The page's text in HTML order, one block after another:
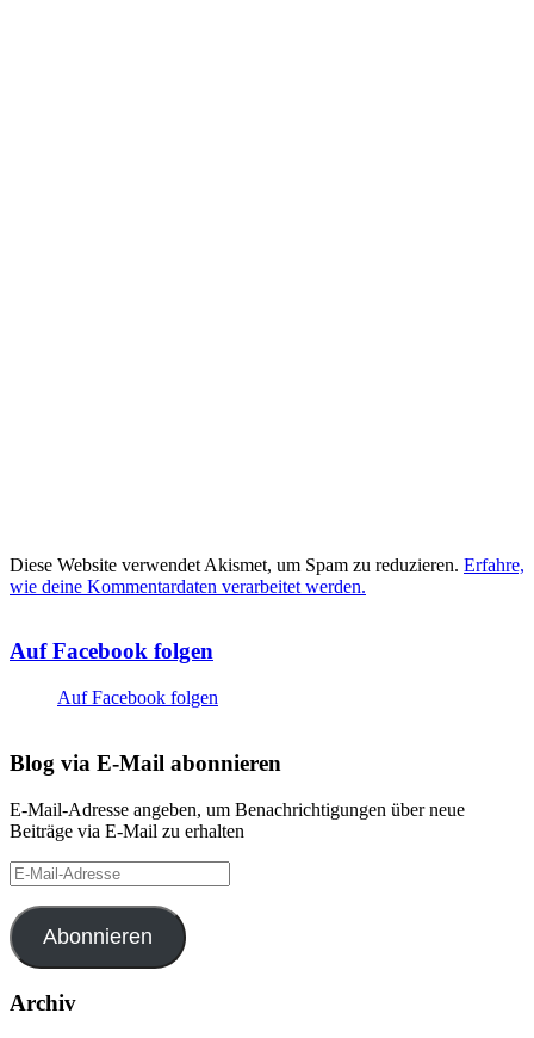
Diese Website verwendet Akismet, um Spam zu reduzieren. Erfahre,
wie deine Kommentardaten verarbeitet werden.
Auf Facebook folgen
Auf Facebook folgen
Blog via E-Mail abonnieren
E-Mail-Adresse angeben, um Benachrichtigungen über neue
Beiträge via E-Mail zu erhalten
E-
Mail-
Adresse
Abonnieren
Archiv